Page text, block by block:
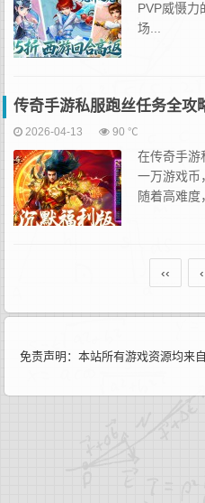
PVP威慑力
场...
传奇手游私服跑丝任务全攻
2026-04-13 90 ℃
在传奇手游
一万游戏币
随着高难度
‹‹ ‹
免责声明：本站所有游戏资源均来